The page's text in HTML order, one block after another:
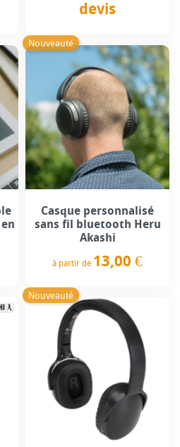
devis
Nouveauté
Casque personnalisé
sans fil bluetooth Heru
Akashi
à partir de 13,00 €
Nouveauté